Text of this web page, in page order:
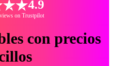
4.9
on Trustpilot
con precios